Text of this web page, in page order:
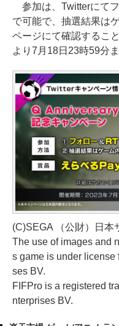
参加は、Twitterにて
で可能で、抽選結果は
ページにて確認するこ
より7月18日23時59分ま
(C)SEGA （公財）日本
The use of images and
s game is under license
ses BV.
FIFPro is a registered
nterprises BV.